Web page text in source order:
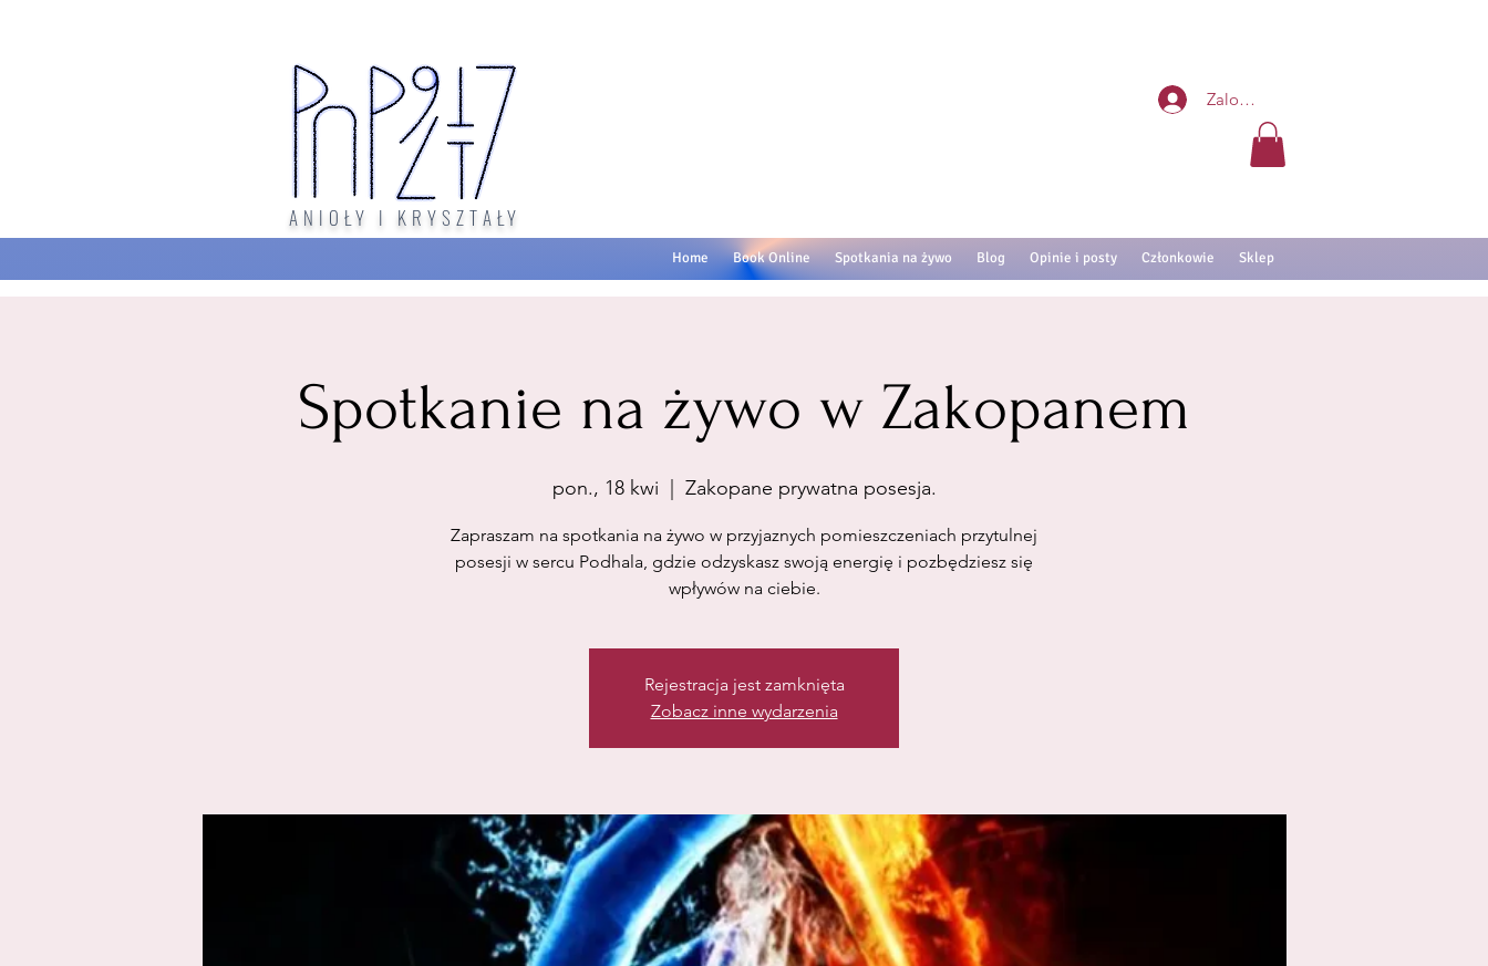
Zaloguj się
Home Book Online Spotkania na żywo Blog Opinie i posty Członkowie Sklep
ANIOŁY I KRYSZTAŁY
Spotkanie na żywo w Zakopanem
pon., 18 kwi
  |
Zakopane prywatna posesja.
Zapraszam na spotkania na żywo w przyjaznych pomieszczeniach przytulnej
posesji w sercu Podhala, gdzie odzyskasz swoją energię i pozbędziesz się
wpływów na ciebie.
Rejestracja jest zamknięta
Zobacz inne wydarzenia